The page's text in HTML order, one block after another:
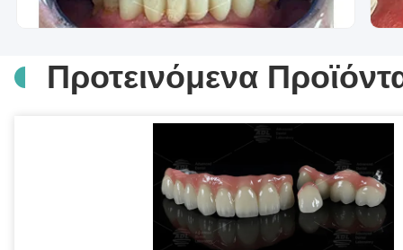
Προτεινόμενα